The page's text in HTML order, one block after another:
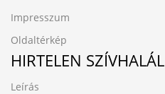
Impresszum
Oldaltérkép
HIRTELEN SZÍVHALÁL
Leírás